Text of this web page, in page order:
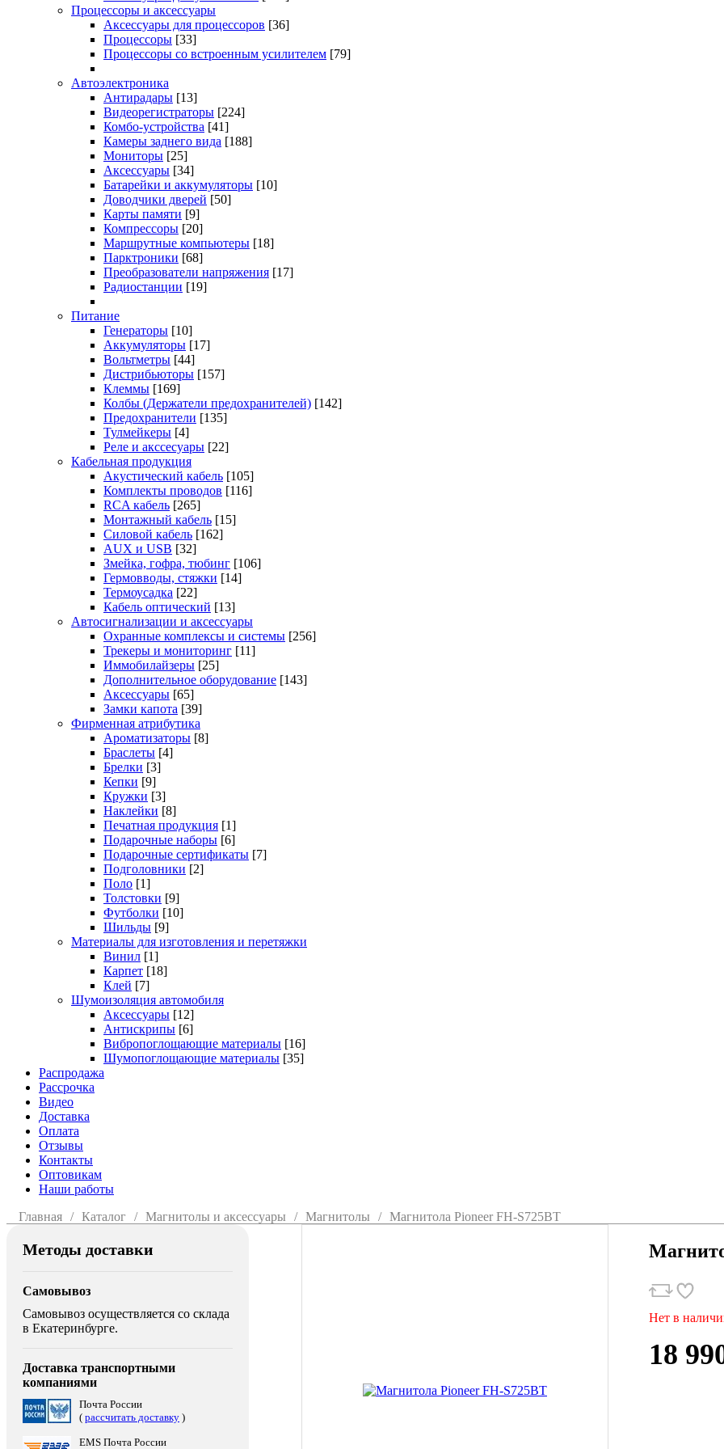
Процессоры и аксессуары
Аксессуары для процессоров [36]
Процессоры [33]
Процессоры со встроенным усилителем [79]
Автоэлектроника
Антирадары [13]
Видеорегистраторы [224]
Комбо-устройства [41]
Камеры заднего вида [188]
Мониторы [25]
Аксессуары [34]
Батарейки и аккумуляторы [10]
Доводчики дверей [50]
Карты памяти [9]
Компрессоры [20]
Маршрутные компьютеры [18]
Парктроники [68]
Преобразователи напряжения [17]
Радиостанции [19]
Питание
Генераторы [10]
Аккумуляторы [17]
Вольтметры [44]
Дистрибьюторы [157]
Клеммы [169]
Колбы (Держатели предохранителей) [142]
Предохранители [135]
Тулмейкеры [4]
Реле и акссесуары [22]
Кабельная продукция
Акустический кабель [105]
Комплекты проводов [116]
RCA кабель [265]
Монтажный кабель [15]
Силовой кабель [162]
AUX и USB [32]
Змейка, гофра, тюбинг [106]
Гермовводы, стяжки [14]
Термоусадка [22]
Кабель оптический [13]
Автосигнализации и аксессуары
Охранные комплексы и системы [256]
Трекеры и мониторинг [11]
Иммобилайзеры [25]
Дополнительное оборудование [143]
Аксессуары [65]
Замки капота [39]
Фирменная атрибутика
Ароматизаторы [8]
Браслеты [4]
Брелки [3]
Кепки [9]
Кружки [3]
Наклейки [8]
Печатная продукция [1]
Подарочные наборы [6]
Подарочные сертификаты [7]
Подголовники [2]
Поло [1]
Толстовки [9]
Футболки [10]
Шильды [9]
Материалы для изготовления и перетяжки
Винил [1]
Карпет [18]
Клей [7]
Шумоизоляция автомобиля
Аксессуары [12]
Антискрипы [6]
Вибропоглощающие материалы [16]
Шумопоглощающие материалы [35]
Распродажа
Рассрочка
Видео
Доставка
Оплата
Отзывы
Контакты
Оптовикам
Наши работы
Главная
Каталог Магнитолы и аксессуары Магнитолы Магнитола Pioneer FH-S725BT
Методы доставки
Самовывоз
Самовывоз осуществляется со склада
в Екатеринбурге.
Доставка транспортными
компаниями
Почта России
( рассчитать доставку )
EMS Почта России
Нет в
18